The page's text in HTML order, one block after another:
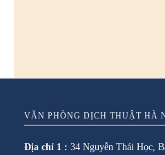
VĂN PHÒNG DỊCH THUẬT HÀ
Địa chỉ 1 : 34 Nguyễn Thái Học,